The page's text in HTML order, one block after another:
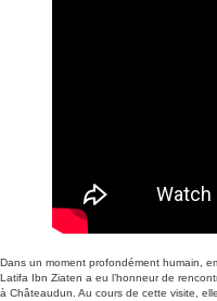
Dans un moment profondément humain,
Latifa Ibn Ziaten a eu l’honneur de
à Châteaudun. Au cours de cette visite,